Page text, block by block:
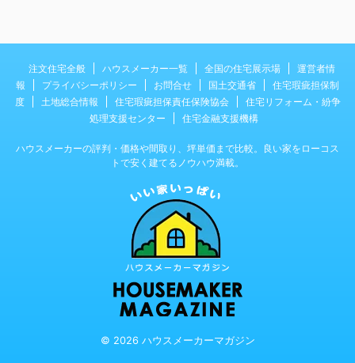
注文住宅全般 ハウスメーカー一覧 全国の住宅展示場
運営者情
報
プライバシーポリシー お問合せ 国土交通省
住宅瑕疵担保制
度
土地総合情報 住宅瑕疵担保責任保険協会
住宅リフォーム・紛争
処理支援センター
住宅金融支援機構
ハウスメーカーの評判・価格や間取り、坪単価まで比較。良い家をローコス
トで安く建てるノウハウ満載。
© 2026 ハウスメーカーマガジン